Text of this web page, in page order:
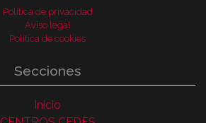
Política de privacidad
Aviso legal
Política de cookies
Secciones
Inicio